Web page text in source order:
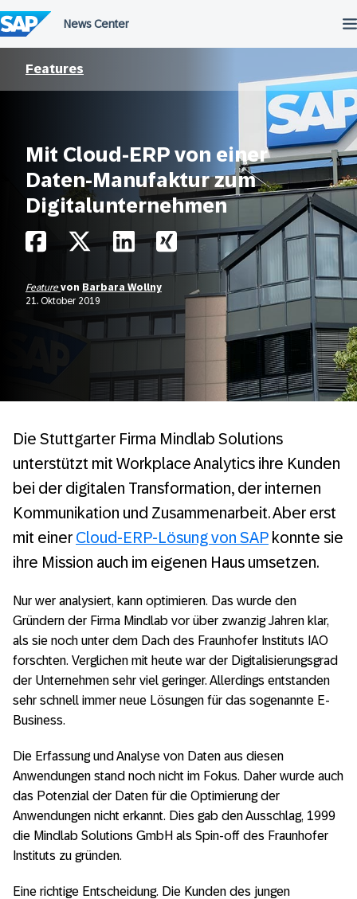
Features
Mit Cloud-ERP von einer
Daten-Manufaktur zum
Digitalunternehmen
Featurevon Barbara Wollny
21. Oktober 2019
Die Stuttgarter Firma Mindlab Solutions
unterstützt mit Workplace Analytics ihre Kunden
bei der digitalen Transformation, der internen
Kommunikation und Zusammenarbeit. Aber erst
mit einer Cloud-ERP-Lösung von SAP konnte sie
ihre Mission auch im eigenen Haus umsetzen.
Nur wer analysiert, kann optimieren. Das wurde den
Gründern der Firma Mindlab vor über zwanzig Jahren klar,
als sie noch unter dem Dach des Fraunhofer Instituts IAO
forschten. Verglichen mit heute war der Digitalisierungsgrad
der Unternehmen sehr viel geringer. Allerdings entstanden
sehr schnell immer neue Lösungen für das sogenannte E-
Business.
Die Erfassung und Analyse von Daten aus diesen
Anwendungen stand noch nicht im Fokus. Daher wurde auch
das Potenzial der Daten für die Optimierung der
Anwendungen nicht erkannt. Dies gab den Ausschlag, 1999
die Mindlab Solutions GmbH als Spin-off des Fraunhofer
Instituts zu gründen.
Eine richtige Entscheidung. Die Kunden des jungen